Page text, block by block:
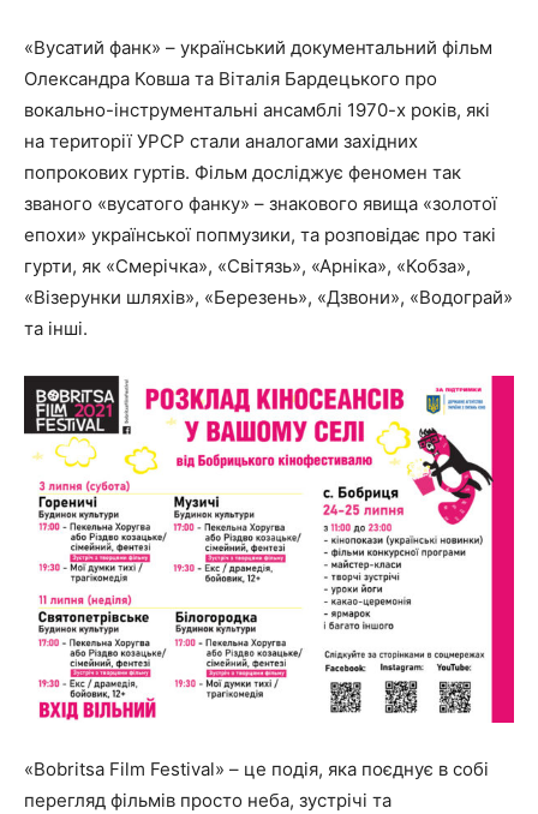
«Вусатий фанк» – український документальний фільм
Олександра Ковша та Віталія Бардецького про
вокально-інструментальні ансамблі 1970-х років, які
на території УРСР стали аналогами західних
попрокових гуртів. Фільм досліджує феномен так
званого «вусатого фанку» – знакового явища «золотої
епохи» української попмузики, та розповідає про такі
гурти, як «Смерічка», «Світязь», «Арніка», «Кобза»,
«Візерунки шляхів», «Березень», «Дзвони», «Водограй»
та інші.
«Bobritsa Film Festival» – це подія, яка поєднує в собі
перегляд фільмів просто неба, зустрічі та